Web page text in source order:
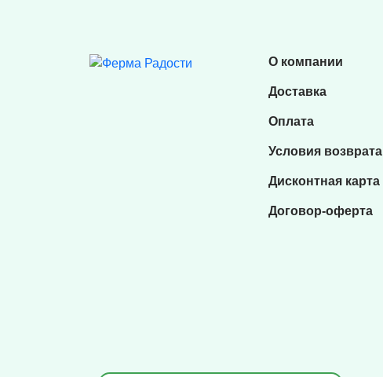
О компании
Доставка
Оплата
Условия возврата
Дисконтная карта
Договор-оферта